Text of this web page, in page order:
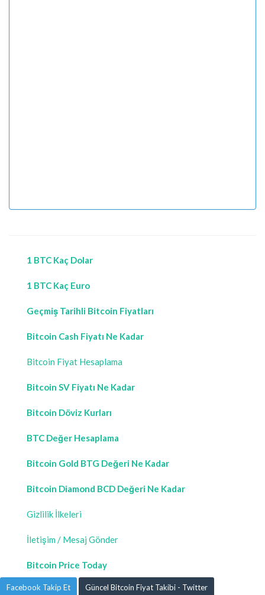
1 BTC Kaç Dolar
1 BTC Kaç Euro
Geçmiş Tarihli Bitcoin Fiyatları
Bitcoin Cash Fiyatı Ne Kadar
Bitcoin Fiyat Hesaplama
Bitcoin SV Fiyatı Ne Kadar
Bitcoin Döviz Kurları
BTC Değer Hesaplama
Bitcoin Gold BTG Değeri Ne Kadar
Bitcoin Diamond BCD Değeri Ne Kadar
Gizlilik İlkeleri
İletişim / Mesaj Gönder
Bitcoin Price Today
Facebook Takip Et Güncel Bitcoin Fiyat Takibi - Twitter